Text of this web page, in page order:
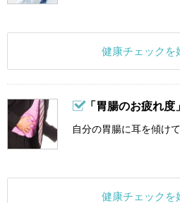
健康チェックを
「胃腸のお疲れ度
自分の胃腸に耳を傾け
健康チェックを